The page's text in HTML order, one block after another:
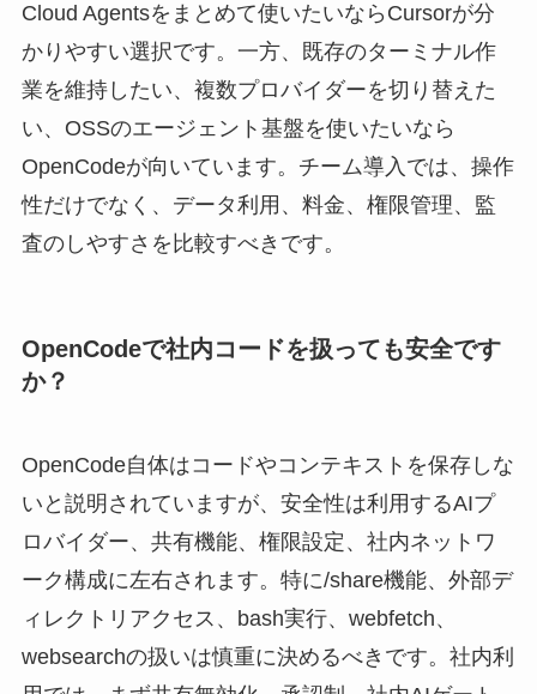
Cloud Agentsをまとめて使いたいならCursorが分
かりやすい選択です。一方、既存のターミナル作
業を維持したい、複数プロバイダーを切り替えた
い、OSSのエージェント基盤を使いたいなら
OpenCodeが向いています。チーム導入では、操作
性だけでなく、データ利用、料金、権限管理、監
査のしやすさを比較すべきです。
OpenCodeで社内コードを扱っても安全です
か？
OpenCode自体はコードやコンテキストを保存しな
いと説明されていますが、安全性は利用するAIプ
ロバイダー、共有機能、権限設定、社内ネットワ
ーク構成に左右されます。特に/share機能、外部デ
ィレクトリアクセス、bash実行、webfetch、
websearchの扱いは慎重に決めるべきです。社内利